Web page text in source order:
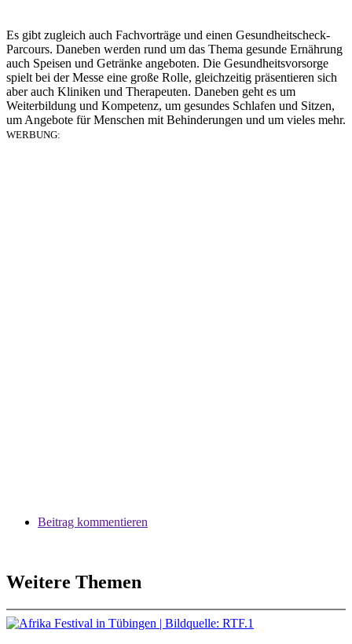
Es gibt zugleich auch Fachvorträge und einen Gesundheitscheck-
Parcours. Daneben werden rund um das Thema gesunde Ernährung
auch Speisen und Getränke angeboten. Die Gesundheitsvorsorge
spielt bei der Messe eine große Rolle, gleichzeitig präsentieren sich
aber auch Kliniken und Therapeuten. Daneben geht es um
Weiterbildung und Kompetenz, um gesundes Schlafen und Sitzen,
um Angebote für Menschen mit Behinderungen und um vieles mehr.
WERBUNG:
Beitrag kommentieren
Weitere Themen